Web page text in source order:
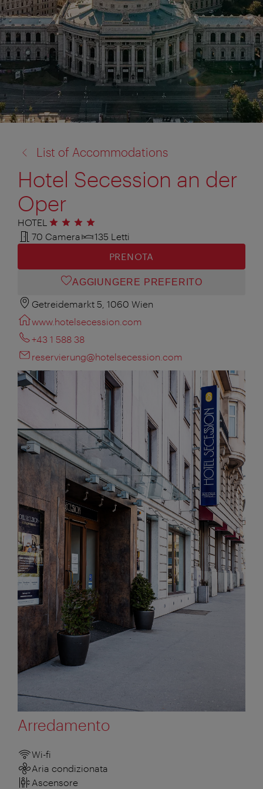
a:
List of Accommodations
Hotel Secession an der
Oper
HOTEL 4 stelle
70 Camera
135 Letti
PRENOTA
AGGIUNGERE PREFERITO
Getreidemarkt 5, 1060 Wien
www.hotelsecession.com
+43 1 588 38
reservierung@hotelsecession.com
Arredamento
Wi-fi
Aria condizionata
Ascensore